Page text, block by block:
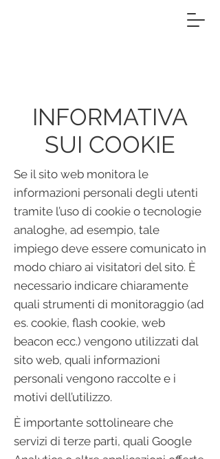
INFORMATIVA
SUI COOKIE
Se il sito web monitora le
informazioni personali degli utenti
tramite l’uso di cookie o tecnologie
analoghe, ad esempio, tale
impiego deve essere comunicato in
modo chiaro ai visitatori del sito. È
necessario indicare chiaramente
quali strumenti di monitoraggio (ad
es. cookie, flash cookie, web
beacon ecc.) vengono utilizzati dal
sito web, quali informazioni
personali vengono raccolte e i
motivi dell’utilizzo.
È importante sottolineare che
servizi di terze parti, quali Google